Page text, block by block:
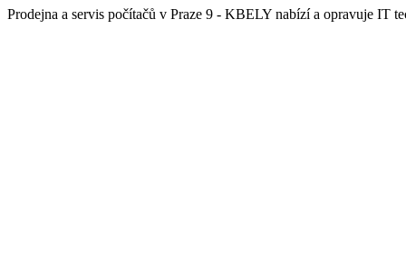
Prodejna a servis počítačů v Praze 9 - KBELY nabízí a opravuje IT